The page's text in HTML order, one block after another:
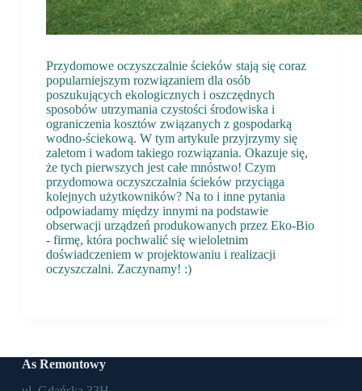
Przydomowe oczyszczalnie ścieków stają się coraz
popularniejszym rozwiązaniem dla osób
poszukujących ekologicznych i oszczędnych
sposobów utrzymania czystości środowiska i
ograniczenia kosztów związanych z gospodarką
wodno-ściekową. W tym artykule przyjrzymy się
zaletom i wadom takiego rozwiązania. Okazuje się,
że tych pierwszych jest całe mnóstwo! Czym
przydomowa oczyszczalnia ścieków przyciąga
kolejnych użytkowników? Na to i inne pytania
odpowiadamy między innymi na podstawie
obserwacji urządzeń produkowanych przez Eko-Bio
- firmę, która pochwalić się wieloletnim
doświadczeniem w projektowaniu i realizacji
oczyszczalni. Zaczynamy! :)
As Remontowy